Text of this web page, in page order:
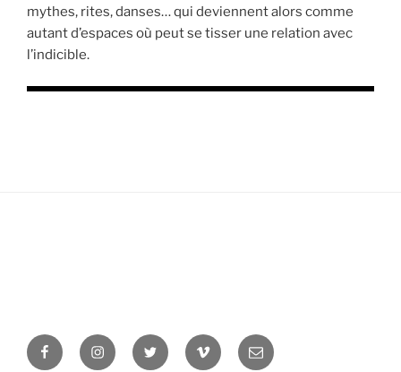
mythes, rites, danses… qui deviennent alors comme
autant d’espaces où peut se tisser une relation avec
l’indicible.
FacebookInstagramTwitter Vimeo Newsletter